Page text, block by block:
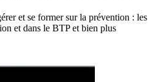
et se former sur la prévention : les
et dans le BTP et bien plus